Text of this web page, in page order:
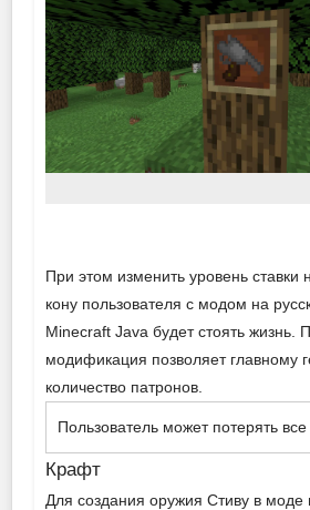
При этом изменить уровень ставки
кону пользователя с модом на
Minecraft Java будет стоять жизнь.
модификация позволяет главному
количество патронов.
Пользователь может потерять
Крафт
Для создания оружия Стиву в моде